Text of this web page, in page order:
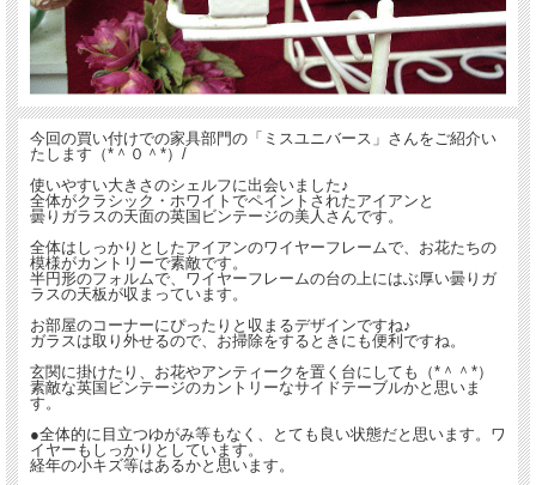
今回の買い付けでの家具部門の「ミスユニバース」さんをご紹介い
たします（*＾０＾*）/
使いやすい大きさのシェルフに出会いました♪
全体がクラシック・ホワイトでペイントされたアイアンと
曇りガラスの天面の英国ビンテージの美人さんです。
全体はしっかりとしたアイアンのワイヤーフレームで、お花たちの
模様がカントリーで素敵です。
半円形のフォルムで、ワイヤーフレームの台の上にはぶ厚い曇りガ
ラスの天板が収まっています。
お部屋のコーナーにぴったりと収まるデザインですね♪
ガラスは取り外せるので、お掃除をするときにも便利ですね。
玄関に掛けたり、お花やアンティークを置く台にしても（*＾＾*）
素敵な英国ビンテージのカントリーなサイドテーブルかと思いま
す。
●全体的に目立つゆがみ等もなく、とても良い状態だと思います。ワ
イヤーもしっかりとしています。
経年の小キズ等はあるかと思います。